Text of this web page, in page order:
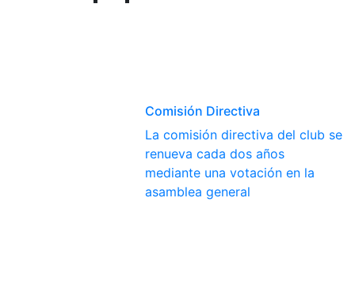
Comisión Directiva
La comisión directiva del club se
renueva cada dos años
mediante una votación en la
asamblea general